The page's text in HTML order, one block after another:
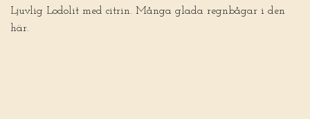
Ljuvlig Lodolit med citrin. Många glada regnbågar i den
här.